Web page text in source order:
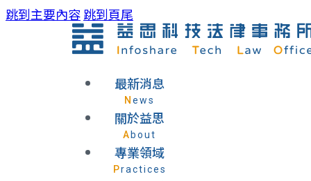
跳到主要內容跳到頁尾
最新消息
News
關於益思
About
專業領域
Practices